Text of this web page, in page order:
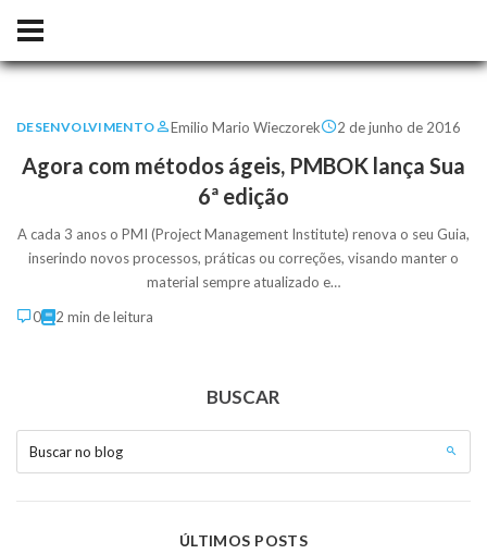
DESENVOLVIMENTO Emilio Mario Wieczorek 2 de junho de 2016
Agora com métodos ágeis, PMBOK lança Sua
6ª edição
A cada 3 anos o PMI (Project Management Institute) renova o seu Guia,
inserindo novos processos, práticas ou correções, visando manter o
material sempre atualizado e…
0
2 min de leitura
BUSCAR
Buscar no blog
ÚLTIMOS POSTS